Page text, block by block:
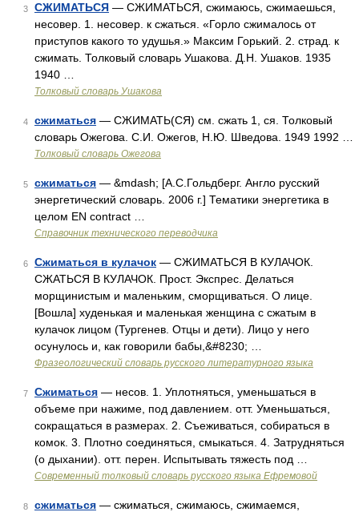
3 СЖИМАТЬСЯ — СЖИМАТЬСЯ, сжимаюсь, сжимаешься,
несовер. 1. несовер. к сжаться. «Горло сжималось от
приступов какого то удушья.» Максим Горький. 2. страд. к
сжимать. Толковый словарь Ушакова. Д.Н. Ушаков. 1935
1940 …
Толковый словарь Ушакова
4 сжиматься — СЖИМАТЬ(СЯ) см. сжать 1, ся. Толковый
словарь Ожегова. С.И. Ожегов, Н.Ю. Шведова. 1949 1992 …
Толковый словарь Ожегова
5 сжиматься — &mdash; [А.С.Гольдберг. Англо русский
энергетический словарь. 2006 г.] Тематики энергетика в
целом EN contract …
Справочник технического переводчика
6 Сжиматься в кулачок — СЖИМАТЬСЯ В КУЛАЧОК.
СЖАТЬСЯ В КУЛАЧОК. Прост. Экспрес. Делаться
морщинистым и маленьким, сморщиваться. О лице.
[Вошла] худенькая и маленькая женщина с сжатым в
кулачок лицом (Тургенев. Отцы и дети). Лицо у него
осунулось и, как говорили бабы,&#8230; …
Фразеологический словарь русского литературного языка
7 Сжиматься — несов. 1. Уплотняться, уменьшаться в
объеме при нажиме, под давлением. отт. Уменьшаться,
сокращаться в размерах. 2. Съеживаться, собираться в
комок. 3. Плотно соединяться, смыкаться. 4. Затрудняться
(о дыхании). отт. перен. Испытывать тяжесть под …
Современный толковый словарь русского языка Ефремовой
8 сжиматься — сжиматься, сжимаюсь, сжимаемся,